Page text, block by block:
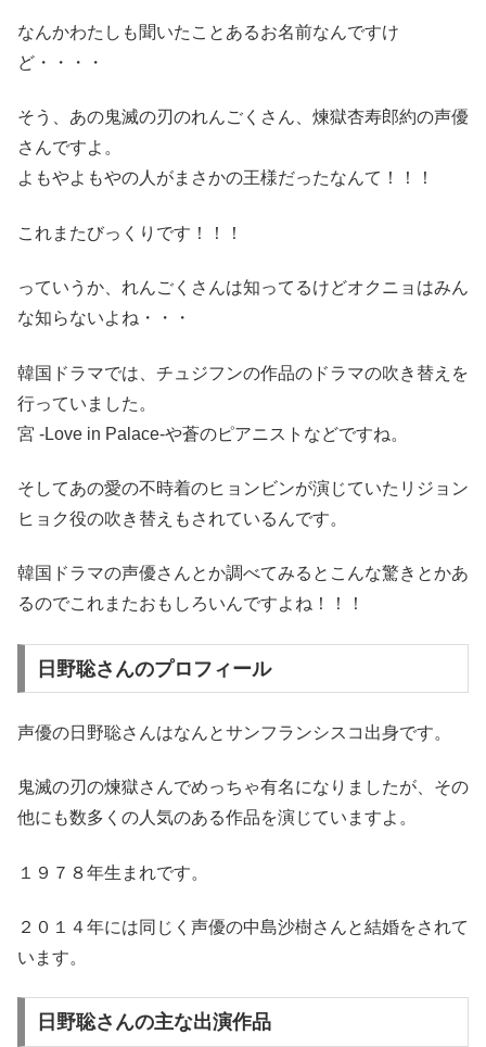
なんかわたしも聞いたことあるお名前なんですけ
ど・・・・
そう、あの鬼滅の刃のれんごくさん、煉獄杏寿郎約の声優
さんですよ。
よもやよもやの人がまさかの王様だったなんて！！！
これまたびっくりです！！！
っていうか、れんごくさんは知ってるけどオクニョはみん
な知らないよね・・・
韓国ドラマでは、チュジフンの作品のドラマの吹き替えを
行っていました。
宮 -Love in Palace-や蒼のピアニストなどですね。
そしてあの愛の不時着のヒョンビンが演じていたリジョン
ヒョク役の吹き替えもされているんです。
韓国ドラマの声優さんとか調べてみるとこんな驚きとかあ
るのでこれまたおもしろいんですよね！！！
日野聡さんのプロフィール
声優の日野聡さんはなんとサンフランシスコ出身です。
鬼滅の刃の煉獄さんでめっちゃ有名になりましたが、その
他にも数多くの人気のある作品を演じていますよ。
１９７８年生まれです。
２０１４年には同じく声優の中島沙樹さんと結婚をされて
います。
日野聡さんの主な出演作品